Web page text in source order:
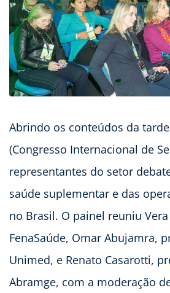
Abrindo os conteúdos da tarde
(Congresso Internacional de
representantes do setor
saúde suplementar e das
no Brasil. O painel reuniu Vera
FenaSaúde, Omar Abujamra,
Unimed, e Renato Casarotti,
Abramge, com a moderação